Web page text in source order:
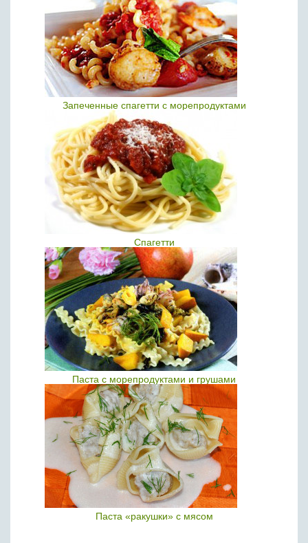
Запеченные спагетти с морепродуктами
Спагетти
Паста с морепродуктами и грушами
Паста «ракушки» с мясом